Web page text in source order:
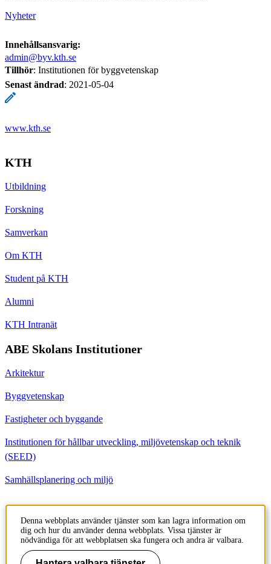
Nyheter
Innehållsansvarig:
admin@byv.kth.se
Tillhör: Institutionen för byggvetenskap
Senast ändrad: 2021-05-04
www.kth.se
KTH
Utbildning
Forskning
Samverkan
Om KTH
Student på KTH
Alumni
KTH Intranät
ABE Skolans Institutioner
Arkitektur
Byggvetenskap
Fastigheter och byggande
Institutionen för hållbar utveckling, miljövetenskap och teknik
(SEED)
Samhällsplanering och miljö
Kontakt
Institutionen för Byggvetenskap
Brinellvägen 23
100 44 Stockholm
Denna webbplats använder tjänster som kan lagra information om
dig och hur du använder denna webbplats. Vissa tjänster är
nödvändiga för att webbplatsen ska fungera och andra är valbara.